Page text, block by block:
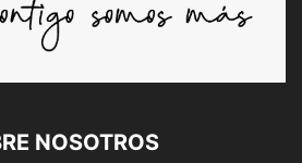
NOSOTROS